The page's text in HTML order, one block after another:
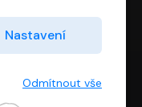
se
nám tak
Nastavení
Odmítnout vše